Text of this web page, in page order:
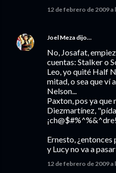
12 de febrero de 2009 a
Joel Meza dijo…
No, Josafat,
cuentas: Stalker o
Leo, yo quité Half
mitad, o sea que ví
Nelson...
Paxton, pos ya que
Diezmartínez,
¡ch@$#%^%&^dre!
Ernesto,
y Lucy no va a
12 de febrero de 2009 a